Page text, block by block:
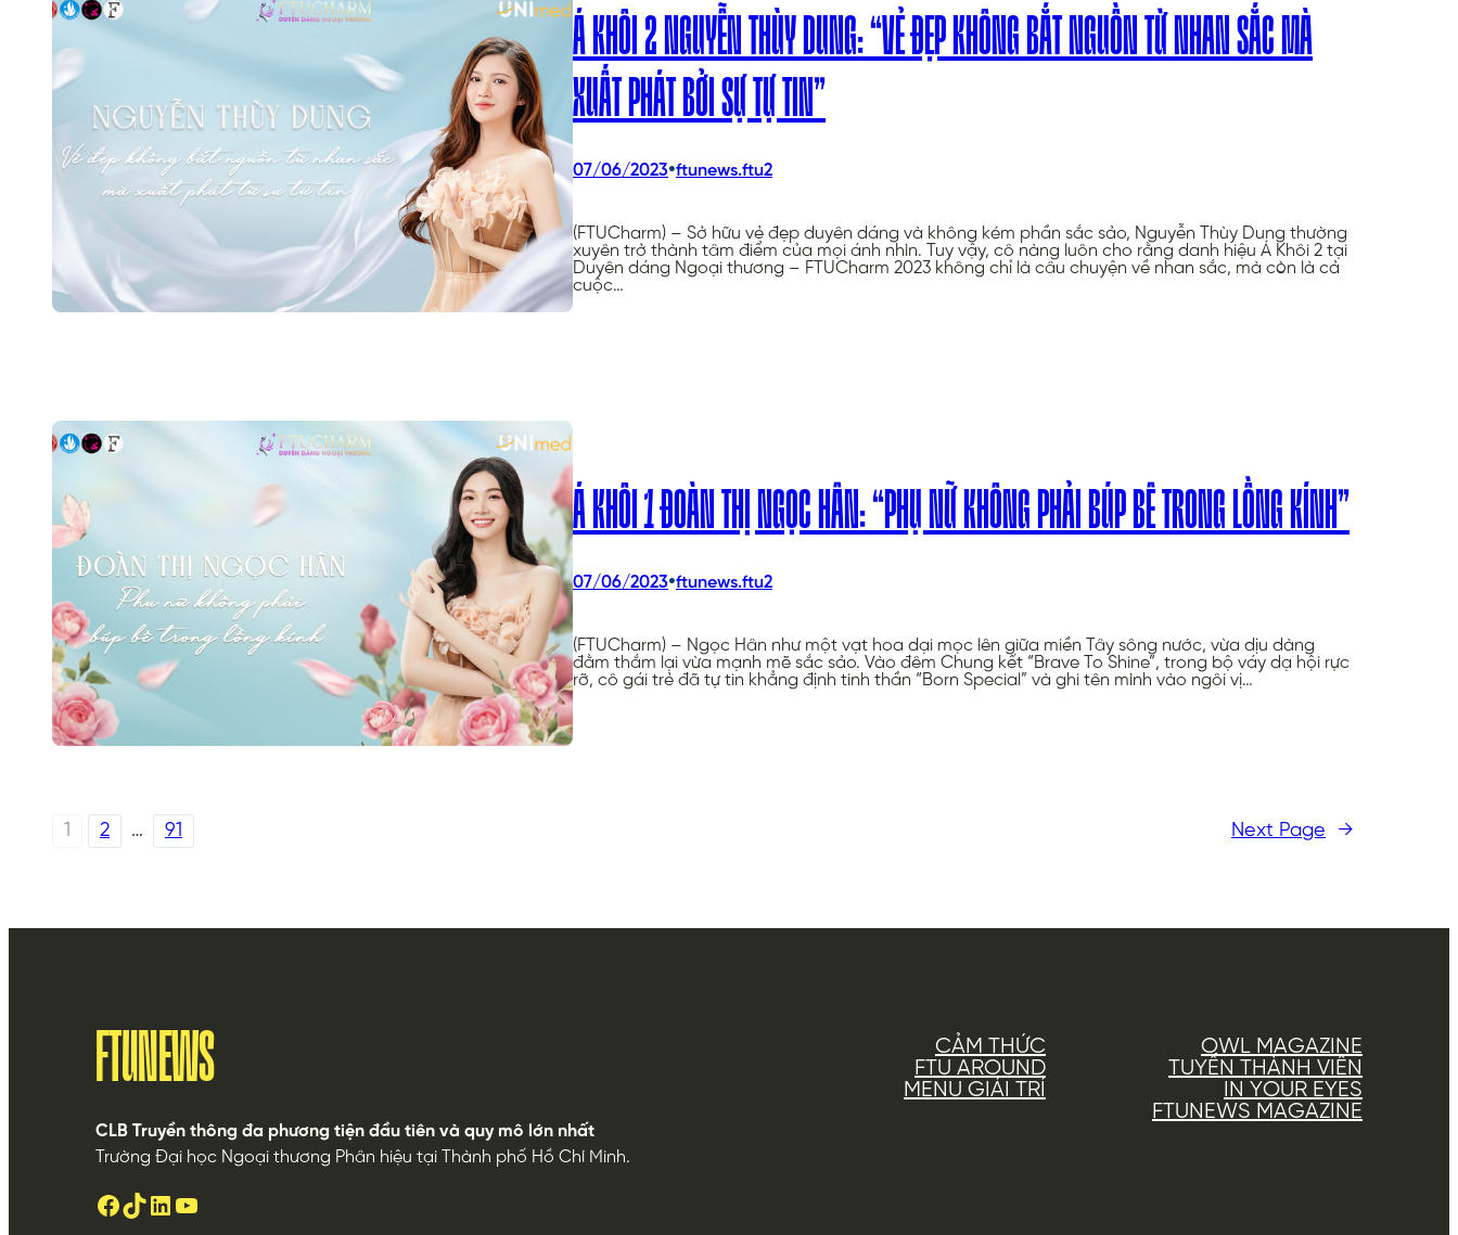
Á KHÔI 2 NGUYỄN THÙY DUNG: “VẺ ĐẸP KHÔNG BẮT NGUỒN TỪ NHAN SẮC MÀ
XUẤT PHÁT BỞI SỰ TỰ TIN”
07/06/2023•ftunews.ftu2
(FTUCharm) – Sở hữu vẻ đẹp duyên dáng và không kém phần sắc sảo, Nguyễn Thùy Dung thường
xuyên trở thành tâm điểm của mọi ánh nhìn. Tuy vậy, cô nàng luôn cho rằng danh hiệu Á Khôi 2 tại
Duyên dáng Ngoại thương – FTUCharm 2023 không chỉ là câu chuyện về nhan sắc, mà còn là cả
cuộc…
Á KHÔI 1 ĐOÀN THỊ NGỌC HÂN: “PHỤ NỮ KHÔNG PHẢI BÚP BÊ TRONG LỒNG KÍNH”
07/06/2023•ftunews.ftu2
(FTUCharm) – Ngọc Hân như một vạt hoa dại mọc lên giữa miền Tây sông nước, vừa dịu dàng
đằm thắm lại vừa mạnh mẽ sắc sảo. Vào đêm Chung kết “Brave To Shine”, trong bộ váy dạ hội rực
rỡ, cô gái trẻ đã tự tin khẳng định tinh thần “Born Special” và ghi tên mình vào ngôi vị…
1 2 … 91 Next Page →
FTUNEWS
CLB Truyền thông đa phương tiện đầu tiên và quy mô lớn nhất
Trường Đại học Ngoại thương Phân hiệu tại Thành phố Hồ Chí Minh.
CẢM THỨC
FTU AROUND
MENU GIẢI TRÍ
OWL MAGAZINE
TUYỂN THÀNH VIÊN
IN YOUR EYES
FTUNEWS MAGAZINE